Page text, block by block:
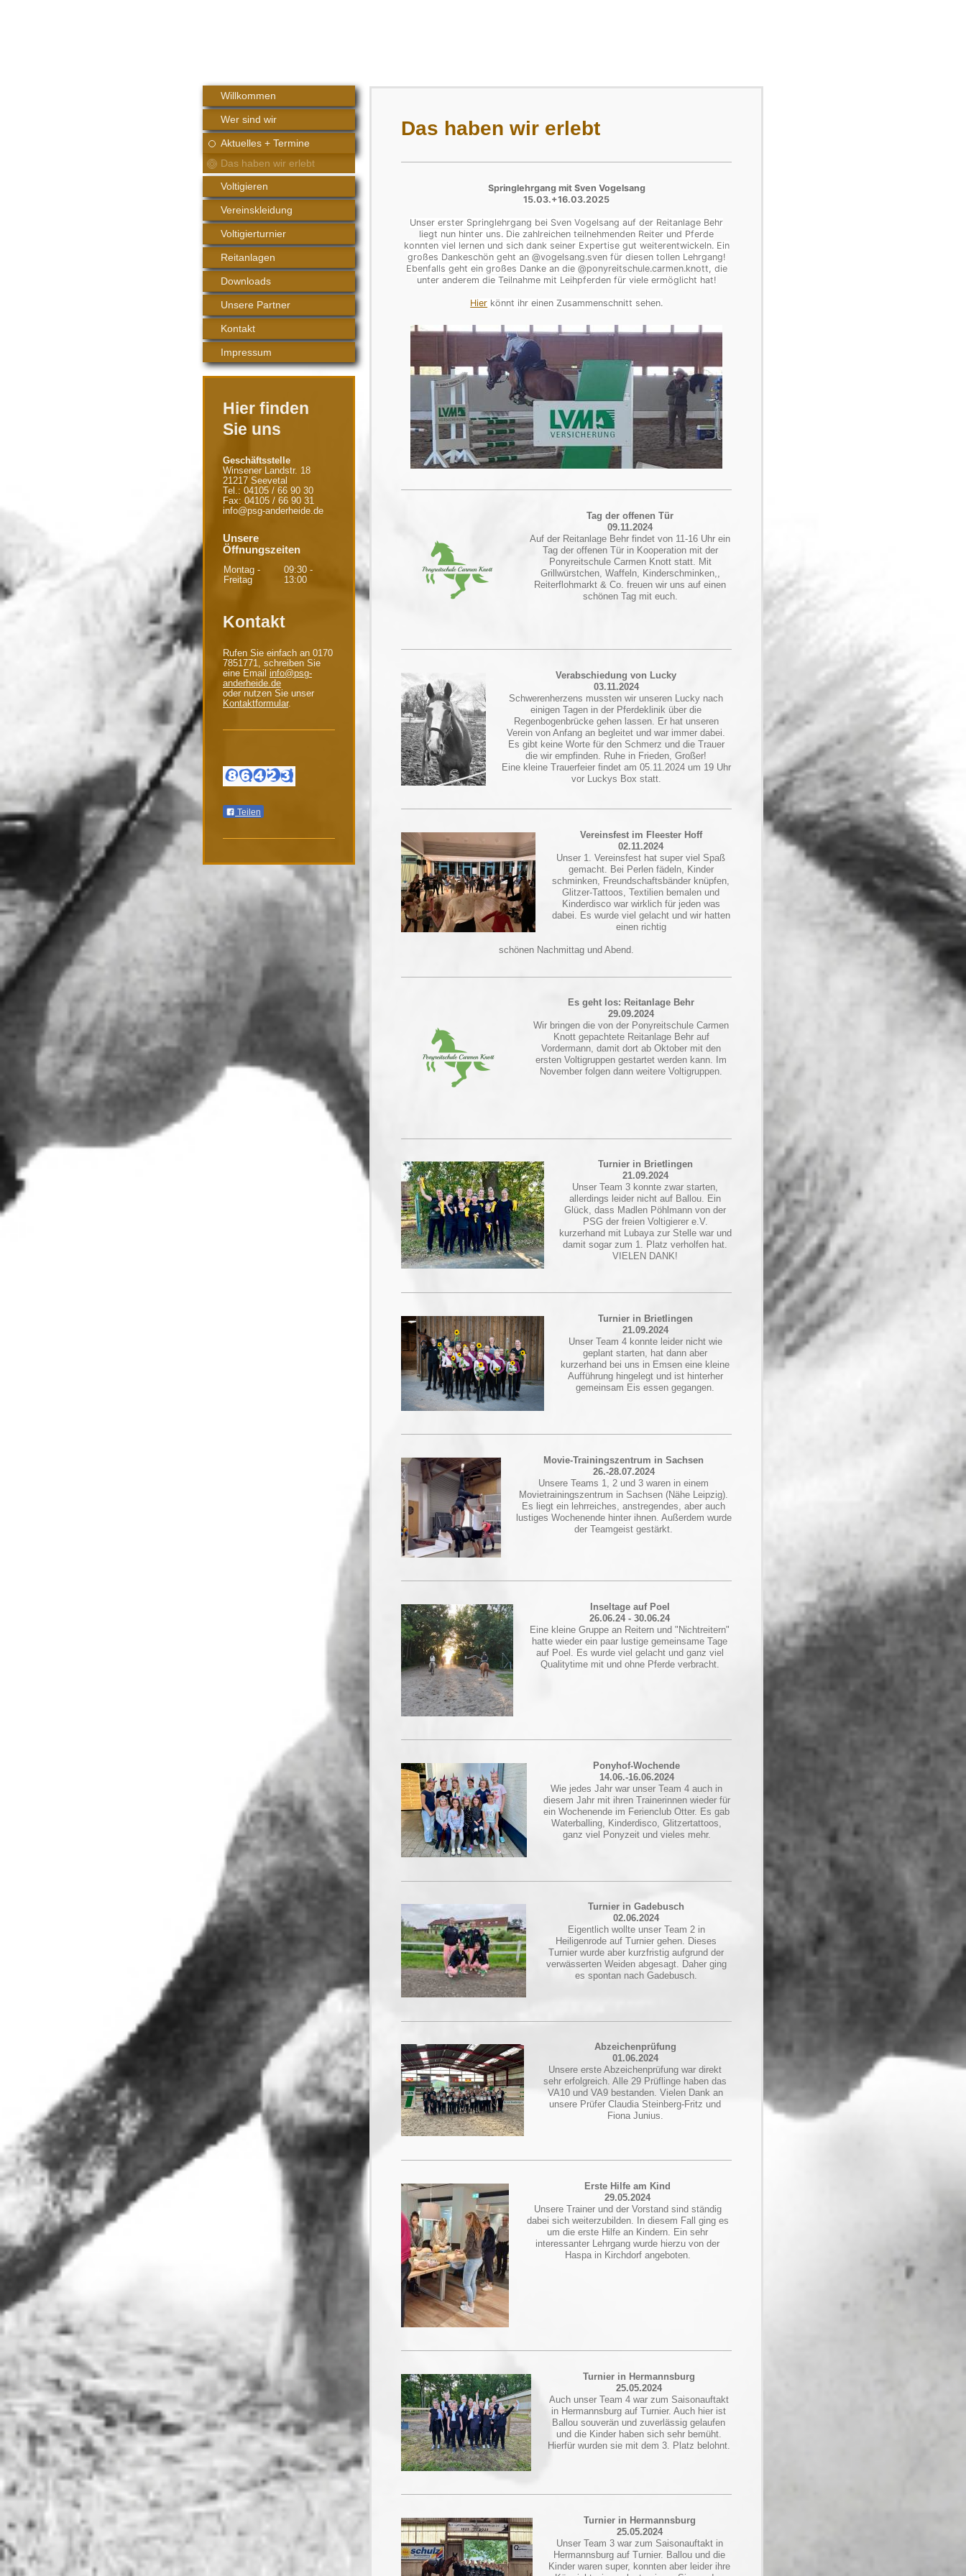
Willkommen
Wer sind wir
Aktuelles + Termine
Das haben wir erlebt
Voltigieren
Vereinskleidung
Voltigierturnier
Reitanlagen
Downloads
Unsere Partner
Kontakt
Impressum
Hier finden
Sie uns
Geschäftsstelle
Winsener Landstr. 18
21217 Seevetal
Tel.: 04105 / 66 90 30
Fax: 04105 / 66 90 31
info@psg-anderheide.de
Unsere
Öffnungszeiten
Montag -
Freitag
09:30 -
13:00
Kontakt
Rufen Sie einfach an 0170
7851771, schreiben Sie
eine Email info@psg-
anderheide.de
oder nutzen Sie unser
Kontaktformular.
Teilen
Das haben wir erlebt
Springlehrgang mit Sven Vogelsang
15.03.+16.03.2025
Unser erster Springlehrgang bei Sven Vogelsang auf der Reitanlage Behr
liegt nun hinter uns. Die zahlreichen teilnehmenden Reiter und Pferde
konnten viel lernen und sich dank seiner Expertise gut weiterentwickeln. Ein
großes Dankeschön geht an @vogelsang.svenfür diesen tollen Lehrgang!
Ebenfalls geht ein großes Danke an die @ponyreitschule.carmen.knott , die
unter anderem die Teilnahme mit Leihpferden für viele ermöglicht hat!
Hier könnt ihr einen Zusammenschnitt sehen.
Tag der offenen Tür
09.11.2024
Auf der Reitanlage Behr findet von 11-16 Uhr ein
Tag der offenen Tür in Kooperation mit der
Ponyreitschule Carmen Knott statt. Mit
Grillwürstchen, Waffeln, Kinderschminken,,
Reiterflohmarkt & Co. freuen wir uns auf einen
schönen Tag mit euch.
Verabschiedung von Lucky
03.11.2024
Schwerenherzens mussten wir unseren Lucky nach
einigen Tagen in der Pferdeklinik über die
Regenbogenbrücke gehen lassen. Er hat unseren
Verein von Anfang an begleitet und war immer dabei.
Es gibt keine Worte für den Schmerz und die Trauer
die wir empfinden. Ruhe in Frieden, Großer!
Eine kleine Trauerfeier findet am 05.11.2024 um 19 Uhr
vor Luckys Box statt.
Vereinsfest im Fleester Hoff
02.11.2024
Unser 1. Vereinsfest hat super viel Spaß
gemacht. Bei Perlen fädeln, Kinder
schminken, Freundschaftsbänder knüpfen,
Glitzer-Tattoos, Textilien bemalen und
Kinderdisco war wirklich für jeden was
dabei. Es wurde viel gelacht und wir hatten
einen richtig
schönen Nachmittag und Abend.
Es geht los: Reitanlage Behr
29.09.2024
Wir bringen die von der Ponyreitschule Carmen
Knott gepachtete Reitanlage Behr auf
Vordermann, damit dort ab Oktober mit den
ersten Voltigruppen gestartet werden kann. Im
November folgen dann weitere Voltigruppen.
Turnier in Brietlingen
21.09.2024
Unser Team 3 konnte zwar starten,
allerdings leider nicht auf Ballou. Ein
Glück, dass Madlen Pöhlmann von der
PSG der freien Voltigierer e.V.
kurzerhand mit Lubaya zur Stelle war und
damit sogar zum 1. Platz verholfen hat.
VIELEN DANK!
Turnier in Brietlingen
21.09.2024
Unser Team 4 konnte leider nicht wie
geplant starten, hat dann aber
kurzerhand bei uns in Emsen eine kleine
Aufführung hingelegt und ist hinterher
gemeinsam Eis essen gegangen.
Movie-Trainingszentrum in Sachsen
26.-28.07.2024
Unsere Teams 1, 2 und 3 waren in einem
Movietrainingszentrum in Sachsen (Nähe Leipzig).
Es liegt ein lehrreiches, anstregendes, aber auch
lustiges Wochenende hinter ihnen. Außerdem wurde
der Teamgeist gestärkt.
Inseltage auf Poel
26.06.24 - 30.06.24
Eine kleine Gruppe an Reitern und "Nichtreitern"
hatte wieder ein paar lustige gemeinsame Tage
auf Poel. Es wurde viel gelacht und ganz viel
Qualitytime mit und ohne Pferde verbracht.
Ponyhof-Wochende
14.06.-16.06.2024
Wie jedes Jahr war unser Team 4 auch in
diesem Jahr mit ihren Trainerinnen wieder für
ein Wochenende im Ferienclub Otter. Es gab
Waterballing, Kinderdisco, Glitzertattoos,
ganz viel Ponyzeit und vieles mehr.
Turnier in Gadebusch
02.06.2024
Eigentlich wollte unser Team 2 in
Heiligenrode auf Turnier gehen. Dieses
Turnier wurde aber kurzfristig aufgrund der
verwässerten Weiden abgesagt. Daher ging
es spontan nach Gadebusch.
Abzeichenprüfung
01.06.2024
Unsere erste Abzeichenprüfung war direkt
sehr erfolgreich. Alle 29 Prüflinge haben das
VA10 und VA9 bestanden. Vielen Dank an
unsere Prüfer Claudia Steinberg-Fritz und
Fiona Junius.
Erste Hilfe am Kind
29.05.2024
Unsere Trainer und der Vorstand sind ständig
dabei sich weiterzubilden. In diesem Fall ging es
um die erste Hilfe an Kindern. Ein sehr
interessanter Lehrgang wurde hierzu von der
Haspa in Kirchdorf angeboten.
Turnier in Hermannsburg
25.05.2024
Auch unser Team 4 war zum Saisonauftakt
in Hermannsburg auf Turnier. Auch hier ist
Ballou souverän und zuverlässig gelaufen
und die Kinder haben sich sehr bemüht.
Hierfür wurden sie mit dem 3. Platz belohnt.
Turnier in Hermannsburg
25.05.2024
Unser Team 3 war zum Saisonauftakt in
Hermannsburg auf Turnier. Ballou und die
Kinder waren super, konnten aber leider ihre